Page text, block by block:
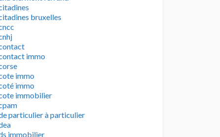
bruxelles
immo
immo
immo
immobilier
particulier à particulier
immobilier